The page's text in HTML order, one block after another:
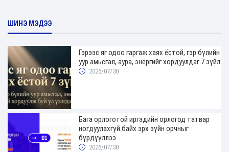
ШИНЭ МЭДЭЭ
Гэрээс яг одоо гаргаж хаях ёстой, гэр бүлийн
уур амьсгал, аура, энергийг хордуулдаг 7 зүйл
2026/07/30
Бага орлоготой иргэдийн орлогод татвар
ногдуулахгүй байх эрх зүйн орчныг
бүрдүүллээ
2026/07/30